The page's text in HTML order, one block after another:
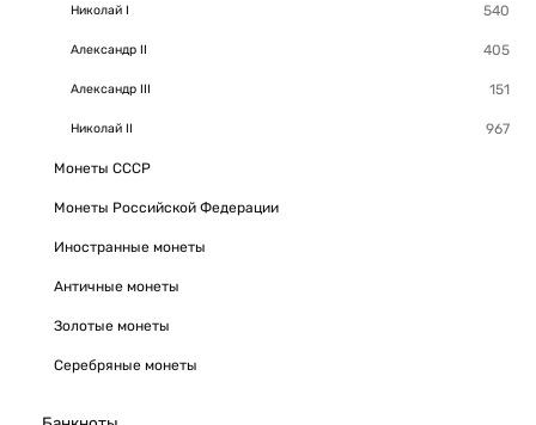
Николай I
Александр II
Александр III
Николай II
Монеты СССР
Монеты Российской Федерации
Иностранные монеты
Античные монеты
Золотые монеты
Серебряные монеты